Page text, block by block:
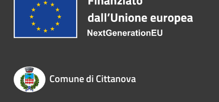
Comune di Cittanova